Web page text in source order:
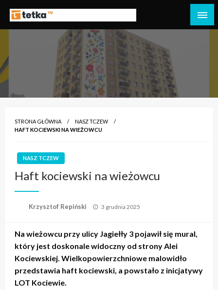
treściTv Tetka Tczew
Tetka Tczew – Twoja lokalna telewizja!
STRONA GŁÓWNA
NASZ TCZEW
HAFT KOCIEWSKI NA WIEŻOWCU
NASZ TCZEW
Haft kociewski na wieżowcu
Krzysztof Repiński
Opublikowane
3 grudnia 2025
Na wieżowcu przy ulicy Jagiełły 3 pojawił się mural,
który jest doskonale widoczny od strony Alei
Kociewskiej. Wielkopowierzchniowe malowidło
przedstawia haft kociewski, a powstało z inicjatywy
LOT Kociewie.